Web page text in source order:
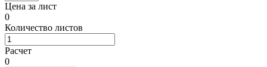
Цена за лист
0
Количество листов
Расчет
0